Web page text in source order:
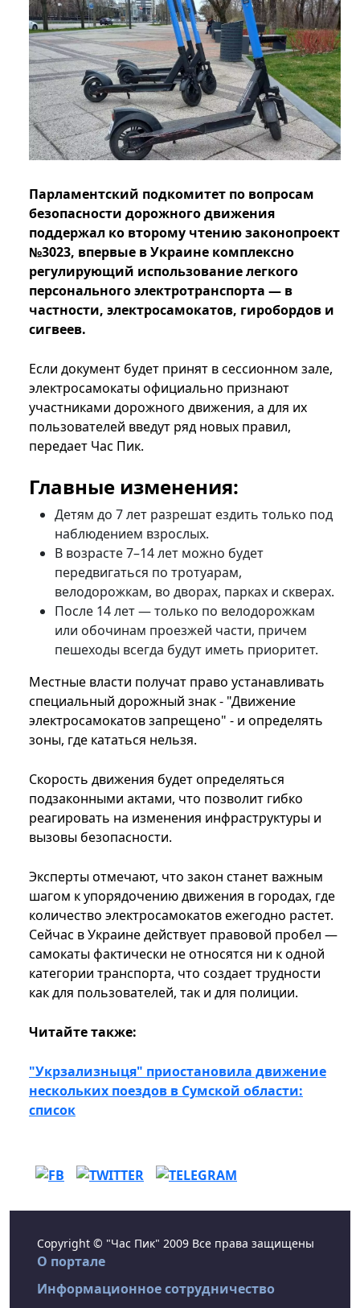
Парламентский подкомитет по вопросам
безопасности дорожного движения
поддержал ко второму чтению законопроект
№3023, впервые в Украине комплексно
регулирующий использование легкого
персонального электротранспорта — в
частности, электросамокатов, гиробордов и
сигвеев.
Если документ будет принят в сессионном зале,
электросамокаты официально признают
участниками дорожного движения, а для их
пользователей введут ряд новых правил,
передает Час Пик.
Главные изменения:
Детям до 7 лет разрешат ездить только под
наблюдением взрослых.
В возрасте 7–14 лет можно будет
передвигаться по тротуарам,
велодорожкам, во дворах, парках и скверах.
После 14 лет — только по велодорожкам
или обочинам проезжей части, причем
пешеходы всегда будут иметь приоритет.
Местные власти получат право устанавливать
специальный дорожный знак - "Движение
электросамокатов запрещено" - и определять
зоны, где кататься нельзя.
Скорость движения будет определяться
подзаконными актами, что позволит гибко
реагировать на изменения инфраструктуры и
вызовы безопасности.
Эксперты отмечают, что закон станет важным
шагом к упорядочению движения в городах, где
количество электросамокатов ежегодно растет.
Сейчас в Украине действует правовой пробел —
самокаты фактически не относятся ни к одной
категории транспорта, что создает трудности
как для пользователей, так и для полиции.
Читайте также:
"Укрзализныця" приостановила движение
нескольких поездов в Сумской области:
список
Copyright © "Час Пик" 2009 Все права защищены
О портале
Информационное сотрудничество